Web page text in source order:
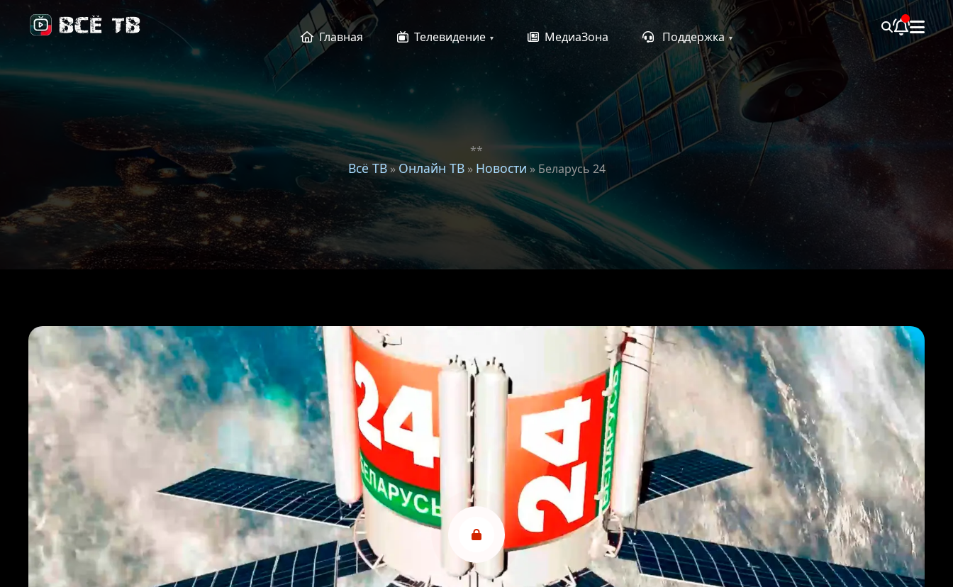
Главная Телевидение МедиаЗона Поддержка
**
Всё ТВ» Онлайн ТВ» Новости » Беларусь 24